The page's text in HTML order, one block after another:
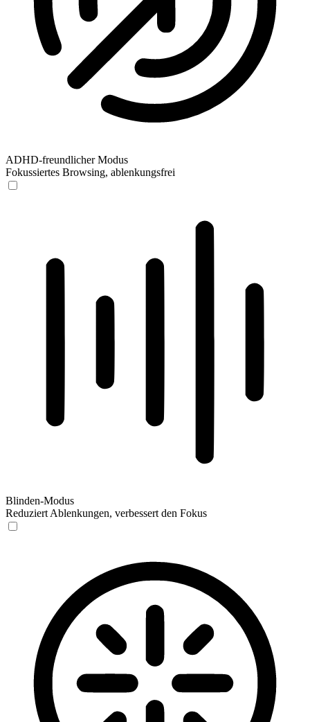
ADHD-freundlicher Modus
Fokussiertes Browsing, ablenkungsfrei
Blinden-Modus
Reduziert Ablenkungen, verbessert den Fokus